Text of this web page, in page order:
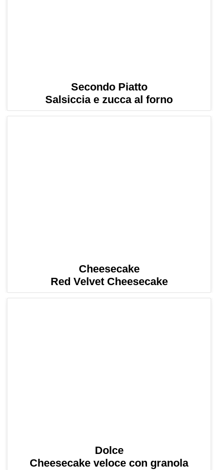
Secondo Piatto
Salsiccia e zucca al forno
Cheesecake
Red Velvet Cheesecake
Dolce
Cheesecake veloce con granola